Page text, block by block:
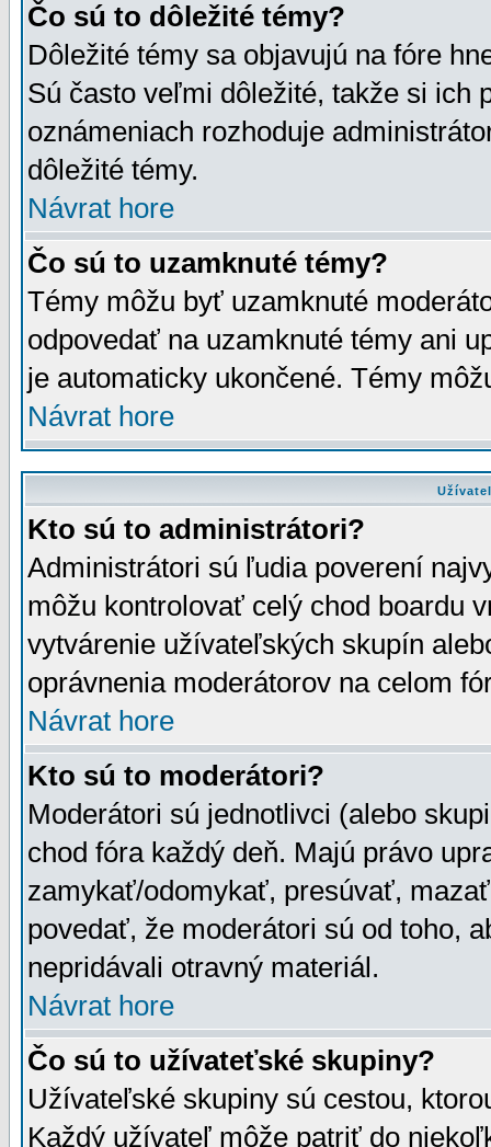
Čo sú to dôležité témy?
Dôležité témy sa objavujú na fóre
Sú často veľmi dôležité, takže si ich
oznámeniach rozhoduje
dôležité témy.
Návrat hore
Čo sú to uzamknuté témy?
Témy môžu byť uzamknuté
odpovedať na uzamknuté témy ani
je automaticky ukončené. Témy
Návrat hore
Kto sú to administrátori?
Administrátori sú ľudia poverení
môžu kontrolovať celý chod boardu
vytvárenie užívateľských skupín
oprávnenia moderátorov na celom
Návrat hore
Kto sú to moderátori?
Moderátori sú jednotlivci (alebo
chod fóra každý deň. Majú právo
zamykať/odomykať, presúvať,
povedať, že moderátori sú od toho,
nepridávali otravný materiál.
Návrat hore
Čo sú to užívateťské skupiny?
Užívateľské skupiny sú cestou,
Každý užívateľ môže patriť do